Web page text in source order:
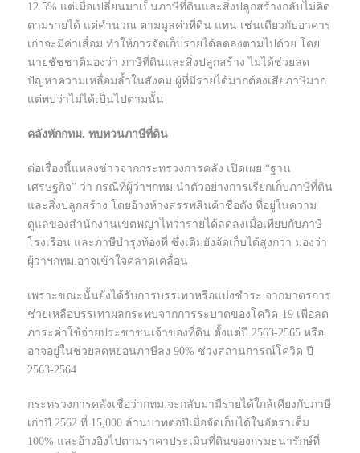
12.5% แต่เมื่อเปลี่ยนมาเป็นภาษีที่ดินและสิ่งปลูกสร้างกลับไม่คิด
ตามรายได้ แต่คำนวณ ตามมูลค่าที่ดิน แทน เช่นเดียวกับอาคาร
เก่าจะมีค่าเสื่อม ทำให้การจัดเก็บรายได้ลดลงตามไปด้วย โดย
นายชัชชาติมองว่า ภาษีที่ดินและสิ่งปลูกสร้าง ไม่ได้ช่วยลด
ปัญหาความเหลื่อมล้ำในสังคม ผู้ที่มีรายได้มากต้องเสียภาษีมาก
แต่พบว่าไม่ได้เป็นไปตามนั้น
คลังหักกทม. ทบทวนภาษีที่ดิน
ต่อเรื่องนี้แหล่งข่าวจากกระทรวงการคลัง เปิดเผย “ฐาน
เศรษฐกิจ” ว่า กรณีที่ผู้ว่าฯกทม.นำตัวอย่างการเรียกเก็บภาษีที่ดิน
และสิ่งปลูกสร้าง โดยอ้างห้างสรรพสินค้าชื่อดัง ที่อยู่ในความ
ดูแลของสำนักงานเขตพญาไทว่ารายได้ลดลงเมื่อเทียบกับภาษี
โรงเรือน และภาษีบำรุงท้องที่ ซึ่งเดิมยังจัดเก็บได้สูงกว่า มองว่า
ผู้ว่าฯกทม.อาจเข้าใจคลาดเคลื่อน
เพราะขณะนั้นยังได้รับการบรรเทาหรือแบ่งชำระ จากมาตรการ
ช่วยเหลือบรรเทาผลกระทบจากการระบาดของโควิด-19 เพื่อลด
ภาระค่าใช้จ่ายประชาชนเจ้าของที่ดิน ตั้งแต่ปี 2563-2565 หรือ
อาจอยู่ในช่วยลดหย่อนภาษีลง 90% ช่วงสถานการณ์โควิด ปี
2563-2564
กระทรวงการคลังเชื่อว่ากทม.จะกลับมามีรายได้ใกล้เคียงกับภาษี
เก่าปี 2562 ที่ 15,000 ล้านบาทต่อปีเมื่อจัดเก็บได้ในอัตราเต็ม
100% และอ้างอิงไปตามราคาประเมินที่ดินของกรมธนารักษ์ที่